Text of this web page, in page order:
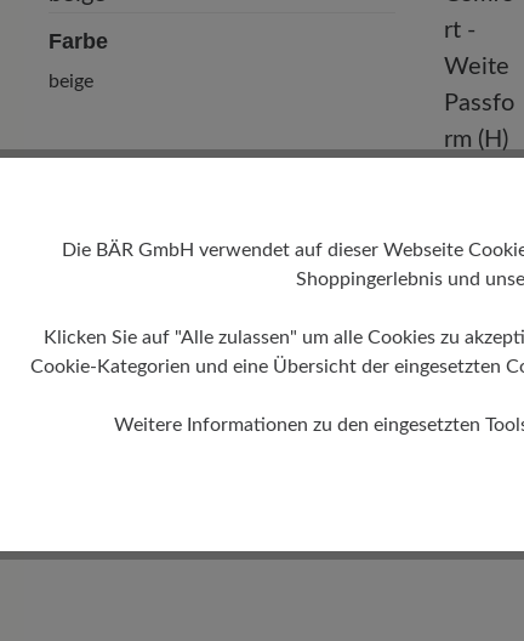
Farbe
beige
normale
Die BÄR GmbH verwendet auf dieser Webseite
Shoppingerlebnis und
Klicken Sie auf "Alle zulassen" um alle Cookies zu
Cookie-Kategorien und eine Übersicht der eingesetzten
Weitere Informationen zu den eingesetzten